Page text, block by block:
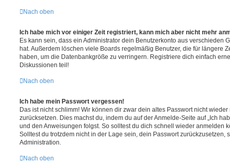
Nach oben
Ich habe mich vor einiger Zeit registriert, kann mich aber nicht mehr
Es kann sein, dass ein Administrator dein Benutzerkonto aus verschieden
hat. Außerdem löschen viele Boards regelmäßig Benutzer, die für längere
haben, um die Datenbankgröße zu verringern. Registriere dich einfach
Diskussionen teil!
Nach oben
Ich habe mein Passwort vergessen!
Das ist nicht schlimm! Wir können dir zwar dein altes Passwort nicht
zurücksetzen. Dies machst du, indem du auf der Anmelde-Seite auf „Ich
und den Anweisungen folgst. So solltest du dich schnell wieder anmelden
Solltest du trotzdem nicht in der Lage sein, dein Passwort zurückzusetzen,
Administration.
Nach oben